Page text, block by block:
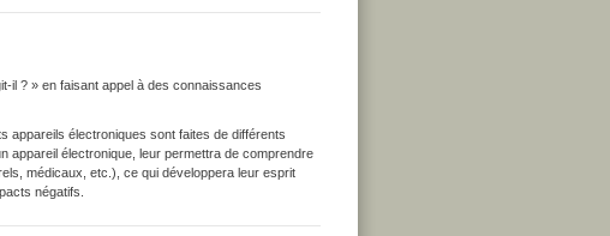
il ? » en faisant appel à des connaissances
appareils électroniques sont faites de différents
appareil électronique, leur permettra de comprendre
médicaux, etc.), ce qui développera leur esprit
négatifs.